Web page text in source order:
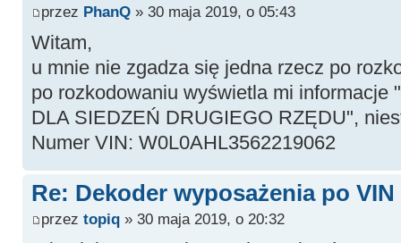
przez PhanQ» 30 maja 2019, o 05:43
Witam,
u mnie nie zgadza się jedna rzecz po
po rozkodowaniu wyświetla mi informacje
DLA SIEDZEŃ DRUGIEGO RZĘDU",
Numer VIN: W0L0AHL3562219062
Re: Dekoder wyposażenia po
przez topiq» 30 maja 2019, o 20:32